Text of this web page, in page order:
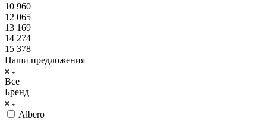
10 960
12 065
13 169
14 274
15 378
Наши предложения
Все
Бренд
Albero